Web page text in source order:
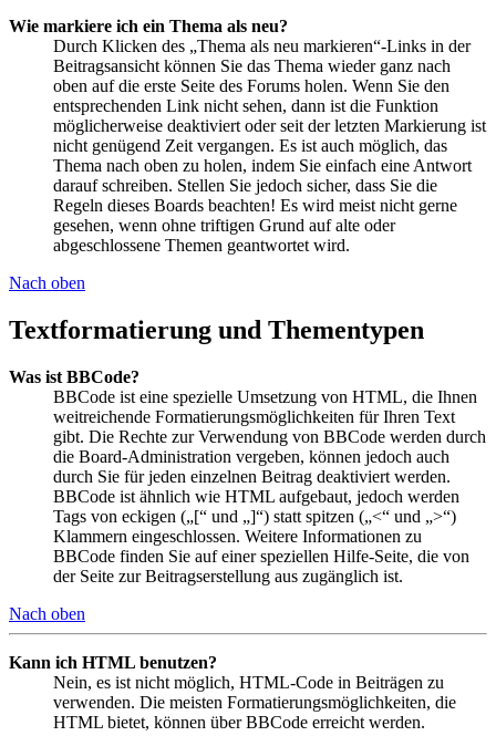
Wie markiere ich ein Thema als neu?
Durch Klicken des „Thema als neu markieren“-Links in der
Beitragsansicht können Sie das Thema wieder ganz nach
oben auf die erste Seite des Forums holen. Wenn Sie den
entsprechenden Link nicht sehen, dann ist die Funktion
möglicherweise deaktiviert oder seit der letzten Markierung ist
nicht genügend Zeit vergangen. Es ist auch möglich, das
Thema nach oben zu holen, indem Sie einfach eine Antwort
darauf schreiben. Stellen Sie jedoch sicher, dass Sie die
Regeln dieses Boards beachten! Es wird meist nicht gerne
gesehen, wenn ohne triftigen Grund auf alte oder
abgeschlossene Themen geantwortet wird.
Nach oben
Textformatierung und Thementypen
Was ist BBCode?
BBCode ist eine spezielle Umsetzung von HTML, die Ihnen
weitreichende Formatierungsmöglichkeiten für Ihren Text
gibt. Die Rechte zur Verwendung von BBCode werden durch
die Board-Administration vergeben, können jedoch auch
durch Sie für jeden einzelnen Beitrag deaktiviert werden.
BBCode ist ähnlich wie HTML aufgebaut, jedoch werden
Tags von eckigen („[“ und „]“) statt spitzen („<“ und „>“)
Klammern eingeschlossen. Weitere Informationen zu
BBCode finden Sie auf einer speziellen Hilfe-Seite, die von
der Seite zur Beitragserstellung aus zugänglich ist.
Nach oben
Kann ich HTML benutzen?
Nein, es ist nicht möglich, HTML-Code in Beiträgen zu
verwenden. Die meisten Formatierungsmöglichkeiten, die
HTML bietet, können über BBCode erreicht werden.